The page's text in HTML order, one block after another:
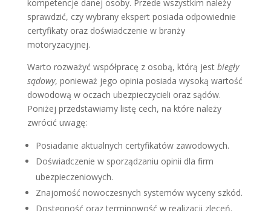
kompetencje danej osoby. Przede wszystkim należy
sprawdzić, czy wybrany ekspert posiada odpowiednie
certyfikaty oraz doświadczenie w branży
motoryzacyjnej.
Warto rozważyć współpracę z osobą, którą jest biegły
sądowy, ponieważ jego opinia posiada wysoką wartość
dowodową w oczach ubezpieczycieli oraz sądów.
Poniżej przedstawiamy listę cech, na które należy
zwrócić uwagę:
Posiadanie aktualnych certyfikatów zawodowych.
Doświadczenie w sporządzaniu opinii dla firm
ubezpieczeniowych.
Znajomość nowoczesnych systemów wyceny szkód.
Dostępność oraz terminowość w realizacji zleceń.